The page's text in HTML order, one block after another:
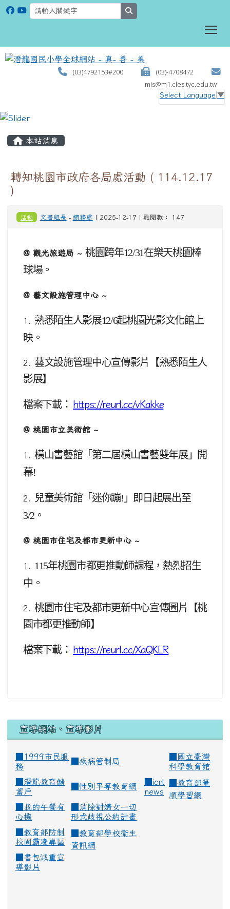
(03)4792153#200
(03)-4708472
mis@m1.cles.tyc.edu.tw
Select Language ▼
本站消息
轉知桃園市政府各局處活動 ( 114.12.17
)
活動 文書組長 - 總務處 | 2025-12-17 | 點閱數： 147
@ 觀光旅遊局 ~ 桃園跨年12/31在樂天桃園棒
球場。
@ 藝文設施管理中心 ~
1. 熟悉陌生人影展12/6起桃園光影文化館上
映。
2. 藝文設施管理中心宣傳影片【熟悉陌生人
影展】
檔案下載： https://reurl.cc/vKakke
@ 桃園市立美術館 ~
1. 橫山書藝館「第二屆橫山書藝雙年展」開
幕!
2.
兒童美術館「迷你蹦!」即日起展出至
3/2。
@ 桃園市住宅及都市更新中心 ~
1. 115年桃園市都更推動師課程，熱烈招生
中。
2. 桃園市住宅及都市更新中心宣傳圖片【桃
園市都更推動師】
檔案下載： https://reurl.cc/XaQKLR
宣導網站、宣導影片
■1999市民服
務
疾病管制局
國立臺灣
科學教育館
潛龍教育儲
蓄戶
性別平等教育網
icrt
news
教育部筆
順學習網
我的午餐有
心機
消除對婦女一切
形式歧視公約計畫
教育部防制
校園霸凌專區
教育部學校衛生
資訊網
書包減重宣
導影片